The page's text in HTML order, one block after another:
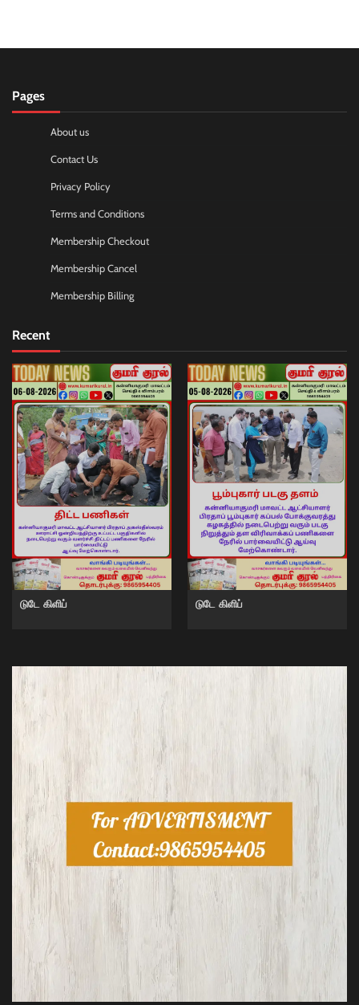
Pages
About us
Contact Us
Privacy Policy
Terms and Conditions
Membership Checkout
Membership Cancel
Membership Billing
Recent
டுடே கிளிப் டுடே கிளிப்